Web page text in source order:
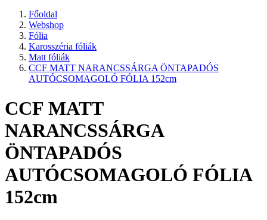
Főoldal
Webshop
Fólia
Karosszéria fóliák
Matt fóliák
CCF MATT NARANCSSÁRGA ÖNTAPADÓS
AUTÓCSOMAGOLÓ FÓLIA 152cm
CCF MATT
NARANCSSÁRGA
ÖNTAPADÓS
AUTÓCSOMAGOLÓ FÓLIA
152cm